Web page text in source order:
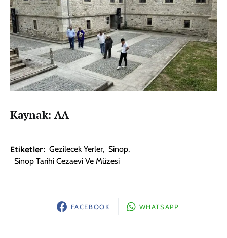
Kaynak: AA
Etiketler: Gezilecek Yerler, Sinop,
Sinop Tarihi Cezaevi Ve Müzesi
FACEBOOK WHATSAPP